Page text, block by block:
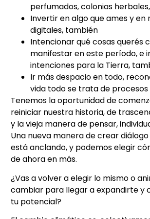
perfumados, colonias
Invertir en algo que ames y en
digitales, también
Intencionar qué cosas querés
manifestar en este período, e
intenciones para la Tierra,
Ir más despacio en todo,
vida todo se trata de procesos
Tenemos la oportunidad de
reiniciar nuestra historia, de
y la vieja manera de pensar,
Una nueva manera de crear
está anclando, y podemos elegir
de ahora en más.
¿Vas a volver a elegir lo mismo o
cambiar para llegar a expandirte y
tu potencial?